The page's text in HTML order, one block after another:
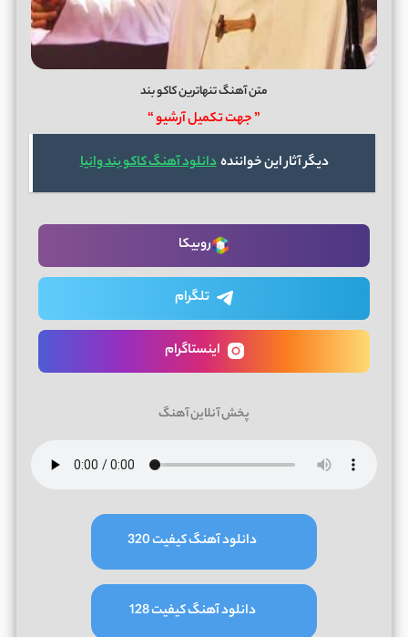
متن آهنگ تنهاترین کاکو بند
” جهت تکمیل آرشیو “
دیگر آثار این خوانندهدانلود آهنگ کاکو بند وانیا
روبیکا
تلگرام
اینستاگرام
پخش آنلاین آهنگ
دانلود آهنگ کیفیت 320
دانلود آهنگ کیفیت 128